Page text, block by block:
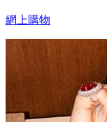
網上購物